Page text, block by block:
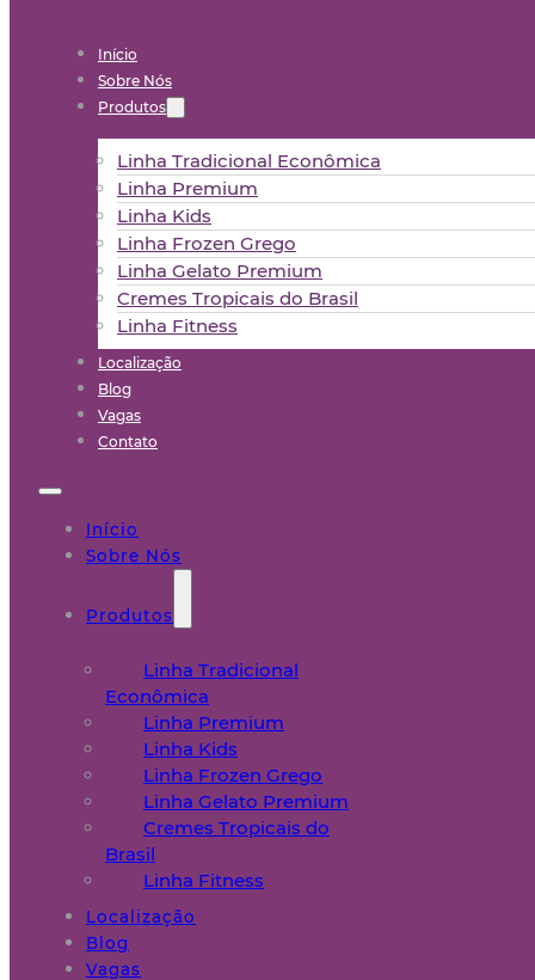
Início
Sobre Nós
Produtos
Linha Tradicional Econômica
Linha Premium
Linha Kids
Linha Frozen Grego
Linha Gelato Premium
Cremes Tropicais do Brasil
Linha Fitness
Localização
Blog
Vagas
Contato
Início
Sobre Nós
Produtos
Linha Tradicional
Econômica
Linha Premium
Linha Kids
Linha Frozen Grego
Linha Gelato Premium
Cremes Tropicais do
Brasil
Linha Fitness
Localização
Blog
Vagas